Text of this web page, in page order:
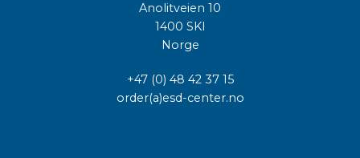
Anolitveien 10
1400 SKI
Norge
+47 (0) 48 42 37 15
order(a)esd-center.no